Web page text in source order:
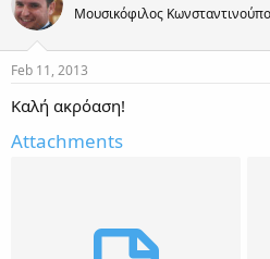
a
s
t
a
t
t
Μουσικόφιλος
Feb 11, 2013
Καλή ακρόαση!
Attachments